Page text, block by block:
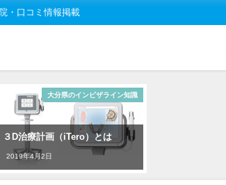
・口コミ情報掲載
大分県のインビザライン知識
３D治療計画（iTero）とは
2019年4月2日